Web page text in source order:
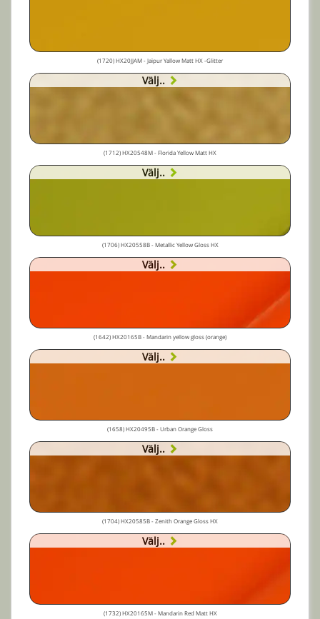
(1720) HX20JJAM - Jaïpur Yallow Matt HX -Glitter
Välj..
(1712) HX20548M - Florida Yellow Matt HX
Välj..
(1706) HX20558B - Metallic Yellow Gloss HX
Välj..
(1642) HX20165B - Mandarin yellow gloss (orange)
Välj..
(1658) HX20495B - Urban Orange Gloss
Välj..
(1704) HX20585B - Zenith Orange Gloss HX
Välj..
(1732) HX20165M - Mandarin Red Matt HX